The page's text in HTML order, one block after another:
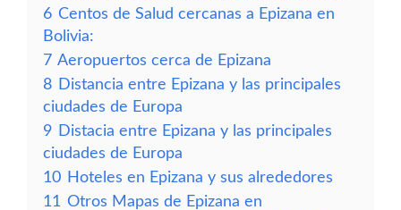
6 Centos de Salud cercanas a Epizana en
Bolivia:
7 Aeropuertos cerca de Epizana
8 Distancia entre Epizana y las principales
ciudades de Europa
9 Distacia entre Epizana y las principales
ciudades de Europa
10 Hoteles en Epizana y sus alrededores
11 Otros Mapas de Epizana en